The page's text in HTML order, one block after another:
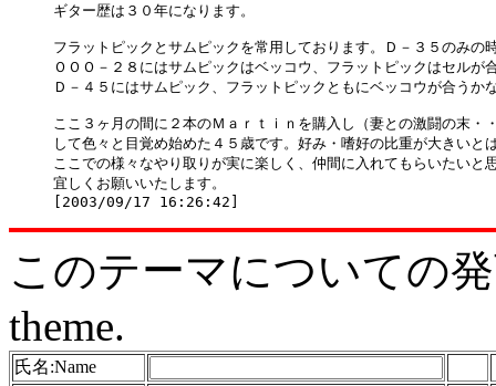
ギター歴は３０年になります。
フラットピックとサムピックを常用しております。Ｄ－３５のみの
ＯＯＯ－２８にはサムピックはベッコウ、フラットピックはセルが
Ｄ－４５にはサムピック、フラットピックともにベッコウが合うか
ここ３ヶ月の間に２本のＭａｒｔｉｎを購入し（妻との激闘の末・
して色々と目覚め始めた４５歳です。好み・嗜好の比重が大きいと
ここでの様々なやり取りが実に楽しく、仲間に入れてもらいたいと
宜しくお願いいたします。
このテーマについての
theme.
氏名:Name